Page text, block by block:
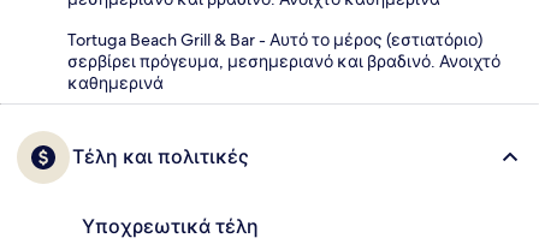
Tortuga Beach Grill & Bar - Αυτό το μέρος (εστιατόριο)
σερβίρει πρόγευμα, μεσημεριανό και βραδινό. Ανοιχτό
καθημερινά
Τέλη και πολιτικές
Υποχρεωτικά τέλη